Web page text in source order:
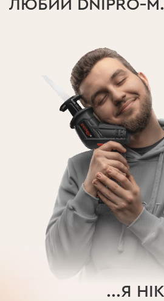
ЛЮБИЙ
...Я